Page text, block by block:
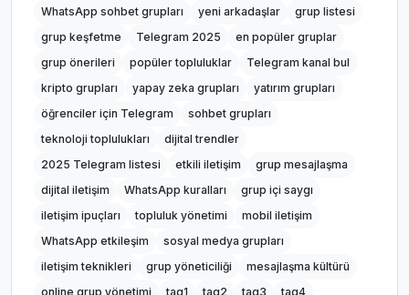
WhatsApp sohbet grupları
yeni arkadaşlar
grup listesi
grup keşfetme
Telegram 2025
en popüler gruplar
grup önerileri
popüler topluluklar
Telegram kanal bul
kripto grupları
yapay zeka grupları
yatırım grupları
öğrenciler için Telegram
sohbet grupları
teknoloji toplulukları
dijital trendler
2025 Telegram listesi
etkili iletişim
grup mesajlaşma
dijital iletişim
WhatsApp kuralları
grup içi saygı
iletişim ipuçları
topluluk yönetimi
mobil iletişim
WhatsApp etkileşim
sosyal medya grupları
iletişim teknikleri
grup yöneticiliği
mesajlaşma kültürü
online grup yönetimi
tag1 tag2 tag3
tag4